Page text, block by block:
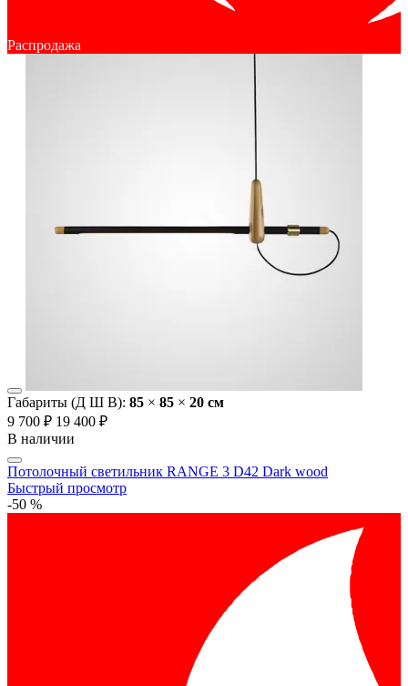
Распродажа
Габариты (Д Ш В): 85 × 85 × 20 cм
9 700 ₽ 19 400 ₽
В наличии
Потолочный светильник RANGE 3 D42 Dark wood
Быстрый просмотр
-50 %